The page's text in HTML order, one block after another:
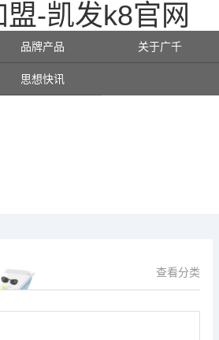
-凯发k8官网
品牌产品 关于广千
思想快讯
查看分类